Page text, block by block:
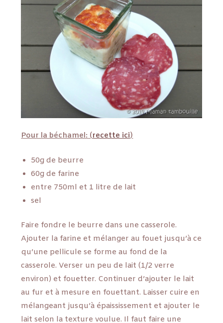
Pour la béchamel: (recette ici)
50g de beurre
60g de farine
entre 750ml et 1 litre de lait
sel
Faire fondre le beurre dans une casserole.
Ajouter la farine et mélanger au fouet jusqu’à ce
qu’une pellicule se forme au fond de la
casserole. Verser un peu de lait (1/2 verre
environ) et fouetter. Continuer d’ajouter le lait
au fur et à mesure en fouettant. Laisser cuire en
mélangeant jusqu’à épaississement et ajouter le
lait selon la texture voulue. Il faut faire une